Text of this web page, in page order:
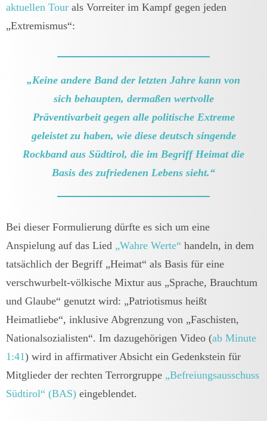
aktuellen Tour als Vorreiter im Kampf gegen jeden
„Extremismus“:
„Keine andere Band der letzten Jahre kann von
sich behaupten, dermaßen wertvolle
Präventivarbeit gegen alle politische Extreme
geleistet zu haben, wie diese deutsch singende
Rockband aus Südtirol, die im Begriff Heimat die
Basis des zufriedenen Lebens sieht.“
Bei dieser Formulierung dürfte es sich um eine
Anspielung auf das Lied „Wahre Werte“ handeln, in dem
tatsächlich der Begriff „Heimat“ als Basis für eine
verschwurbelt-völkische Mixtur aus „Sprache, Brauchtum
und Glaube“ genutzt wird: „Patriotismus heißt
Heimatliebe“, inklusive Abgrenzung von „Faschisten,
Nationalsozialisten“. Im dazugehörigen Video (ab Minute
1:41) wird in affirmativer Absicht ein Gedenkstein für
Mitglieder der rechten Terrorgruppe „Befreiungsausschuss
Südtirol“ (BAS) eingeblendet.